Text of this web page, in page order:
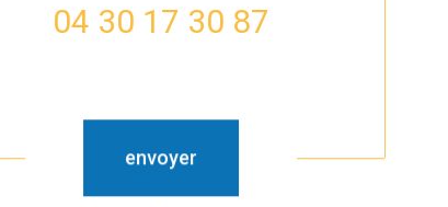
04 30 17 30 87
envoyer